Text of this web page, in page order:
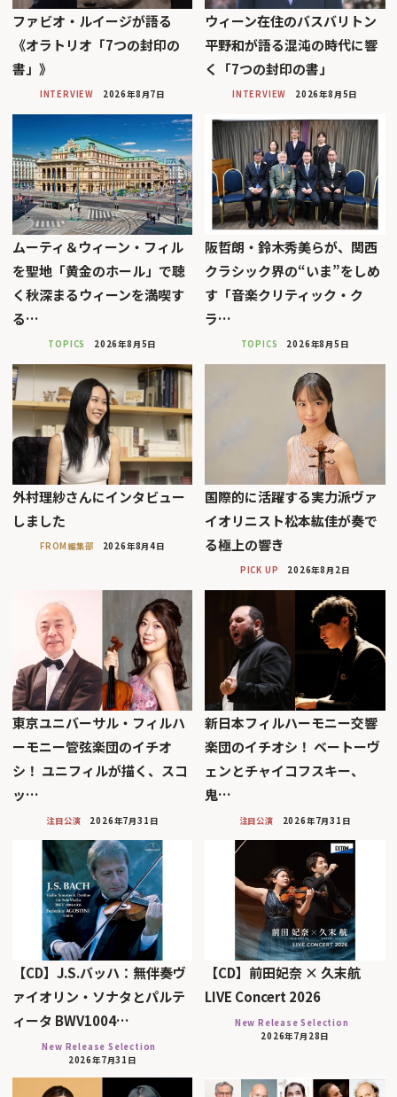
ファビオ・ルイージが語る
《オラトリオ「7つの封印の
書」》
INTERVIEW 2026年8月7日
ウィーン在住のバスバリトン
平野和が語る混沌の時代に響
く「7つの封印の書」
INTERVIEW 2026年8月5日
ムーティ＆ウィーン・フィル
を聖地「黄金のホール」で聴
く秋深まるウィーンを満喫す
る…
TOPICS 2026年8月5日
阪哲朗・鈴木秀美らが、関西
クラシック界の“いま”をしめ
す「音楽クリティック・ク
ラ…
TOPICS 2026年8月5日
外村理紗さんにインタビュー
しました
FROM編集部 2026年8月4日
国際的に活躍する実力派ヴァ
イオリニスト松本紘佳が奏で
る極上の響き
PICK UP 2026年8月2日
東京ユニバーサル・フィルハ
ーモニー管弦楽団のイチオ
シ！ ユニフィルが描く、スコ
ッ…
注目公演 2026年7月31日
新日本フィルハーモニー交響
楽団のイチオシ！ ベートーヴ
ェンとチャイコフスキー、
鬼…
注目公演 2026年7月31日
【CD】J.S.バッハ：無伴奏ヴ
ァイオリン・ソナタとパルテ
ィータ BWV1004…
New Release Selection
2026年7月31日
【CD】前田妃奈 × 久末航
LIVE Concert 2026
New Release Selection
2026年7月28日